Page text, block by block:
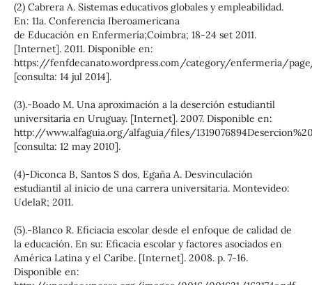
(2) Cabrera A. Sistemas educativos globales y empleabilidad.
En: 11a. Conferencia Iberoamericana
de Educación en Enfermería;Coimbra; 18-24 set 2011.
[Internet]. 2011. Disponible en:
https://fenfdecanato.wordpress.com/category/enfermeria/
[consulta: 14 jul 2014].
(3).-Boado M. Una aproximación a la deserción estudiantil
universitaria en Uruguay. [Internet]. 2007. Disponible en:
http://www.alfaguia.org/alfaguia/files/
[consulta: 12 may 2010].
(4)-Diconca B, Santos S dos, Egaña A. Desvinculación
estudiantil al inicio de una carrera universitaria. Montevideo:
UdelaR; 2011.
(5).-Blanco R. Eficiacia escolar desde el enfoque de calidad de
la educación. En su: Eficacia escolar y factores asociados en
América Latina y el Caribe. [Internet]. 2008. p. 7-16.
Disponible en: